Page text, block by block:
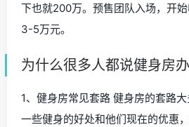
下也就200万。预售团队入场，开
3-5万元。
为什么很多人都说健身房
1、健身房常见套路 健身房的套路
一些健身的好处和他们现在的优惠